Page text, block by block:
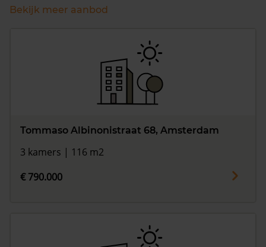
Bekijk meer aanbod
Tommaso Albinonistraat 68, Amsterdam
3 kamers | 116 m2
€ 790.000